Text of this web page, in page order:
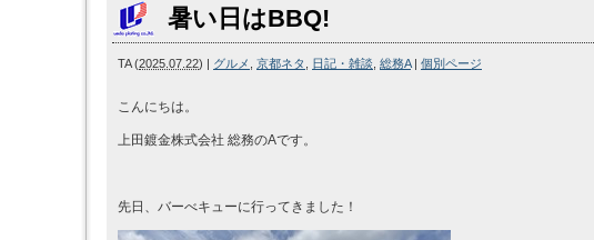
暑い日はBBQ!
TA(2025.07.22) | グルメ 京都ネタ 日記・雑談 総務A| 個別ページ
こんにちは。
上田鍍金株式会社 総務のAです。
先日、バーべキューに行ってきました！